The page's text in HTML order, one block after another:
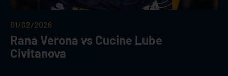
01/02/2026
Rana Verona vs Cucine Lube
Civitanova